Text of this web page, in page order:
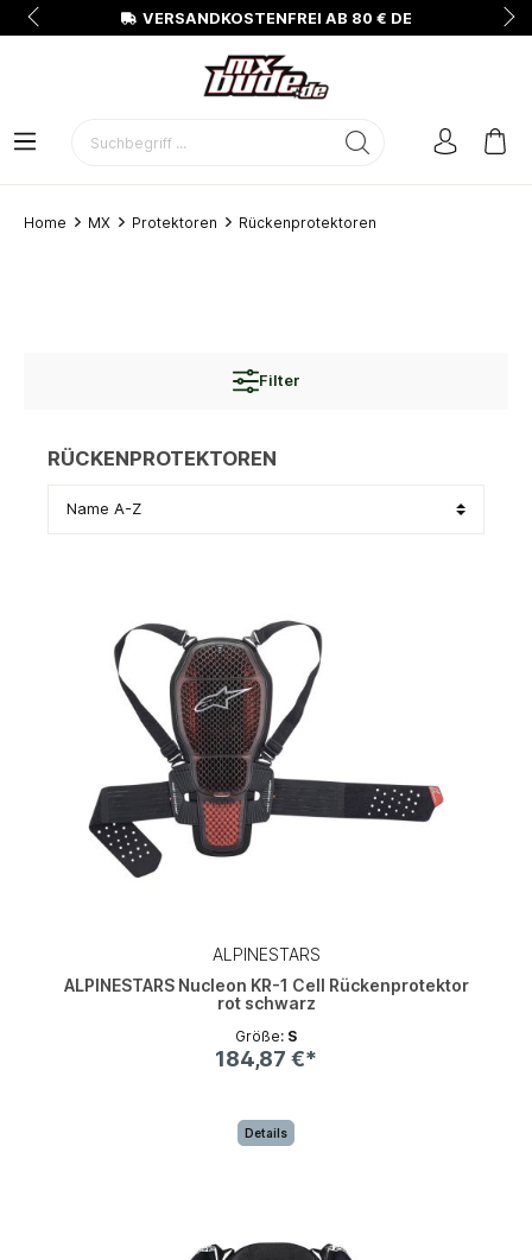
VERSANDKOSTENFREI AB 80 € DE
Home MX Protektoren Rückenprotektoren
Filter
RÜCKENPROTEKTOREN
ALPINESTARS
ALPINESTARS Nucleon KR-1 Cell Rückenprotektor
rot schwarz
Größe: S
184,87 €*
Details